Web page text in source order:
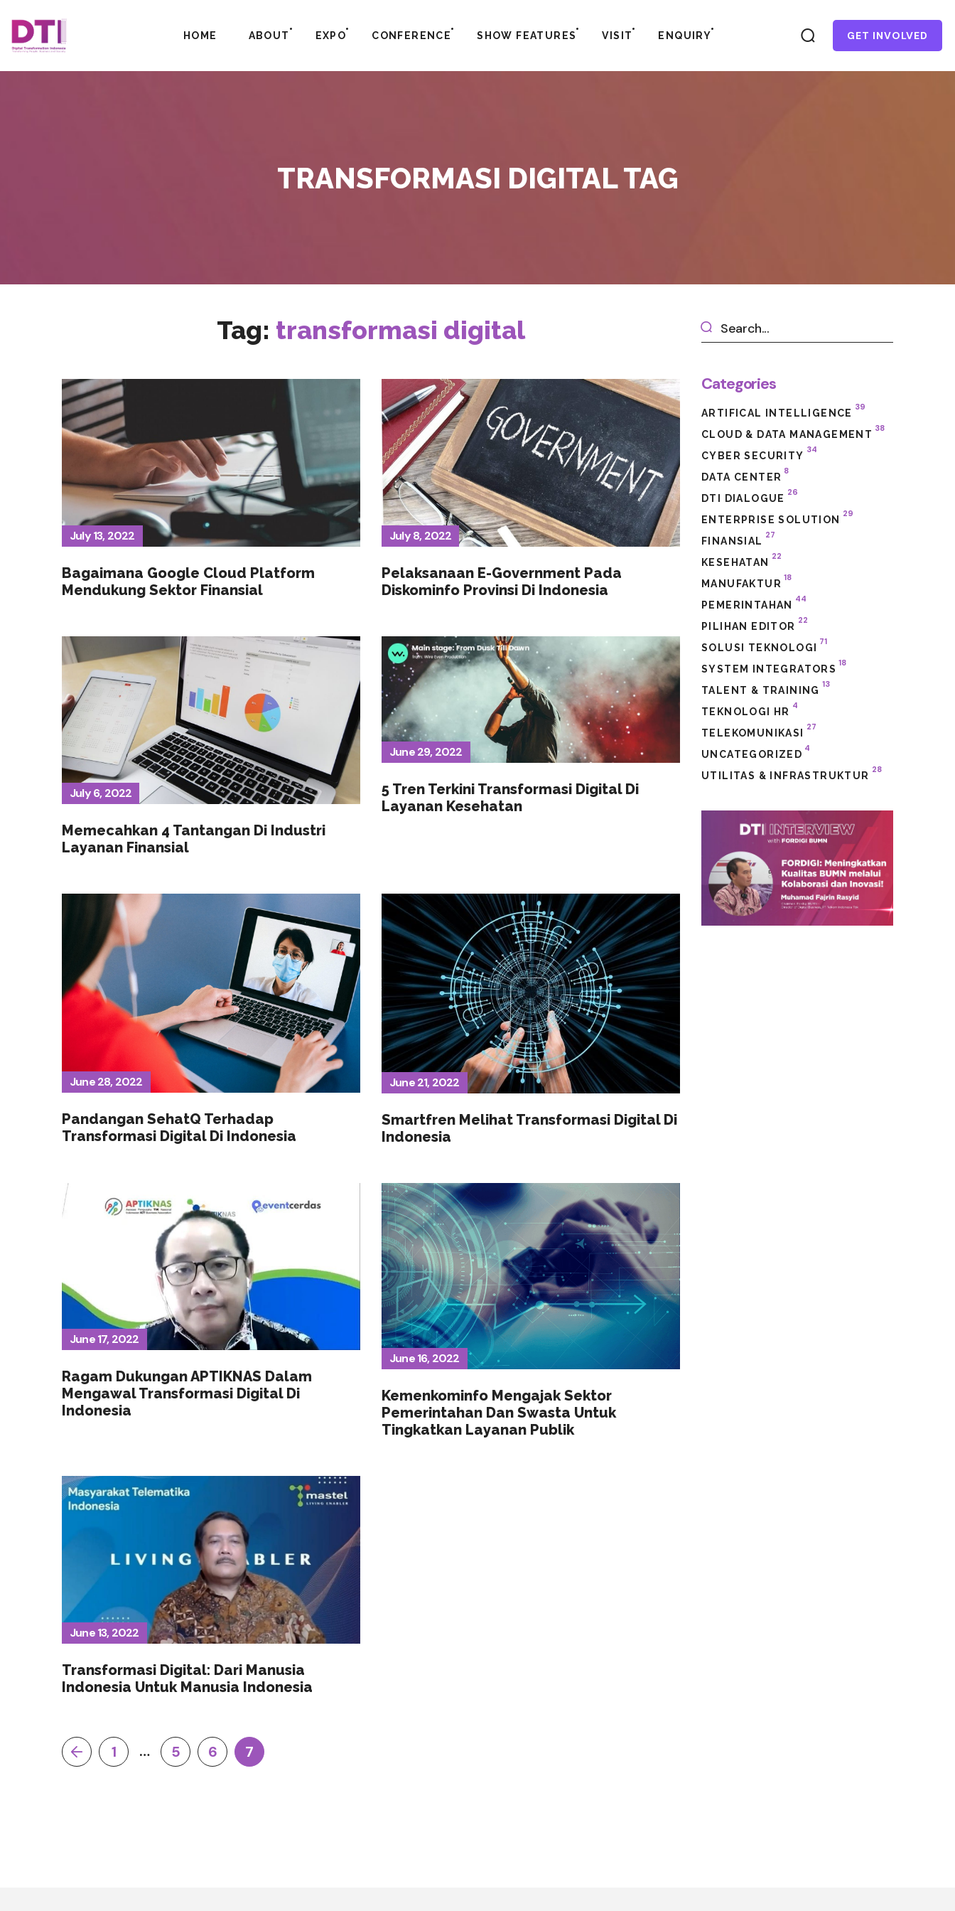
HOME ABOUT EXPO CONFERENCE SHOW FEATURES VISIT ENQUIRY GET INVOLVED
TRANSFORMASI DIGITAL TAG
Tag: transformasi digital
July 13, 2022
Bagaimana Google Cloud Platform
Mendukung Sektor Finansial
July 8, 2022
Pelaksanaan E-Government Pada
Diskominfo Provinsi Di Indonesia
July 6, 2022
Memecahkan 4 Tantangan Di Industri
Layanan Finansial
June 29, 2022
5 Tren Terkini Transformasi Digital Di
Layanan Kesehatan
June 28, 2022
Pandangan SehatQ Terhadap
Transformasi Digital Di Indonesia
June 21, 2022
Smartfren Melihat Transformasi Digital Di
Indonesia
June 17, 2022
Ragam Dukungan APTIKNAS Dalam
Mengawal Transformasi Digital Di
Indonesia
June 16, 2022
Kemenkominfo Mengajak Sektor
Pemerintahan Dan Swasta Untuk
Tingkatkan Layanan Publik
June 13, 2022
Transformasi Digital: Dari Manusia
Indonesia Untuk Manusia Indonesia
1 … 5 6 7
Categories
ARTIFICAL INTELLIGENCE
39
CLOUD & DATA MANAGEMENT
38
CYBER SECURITY
34
DATA CENTER
8
DTI DIALOGUE
26
ENTERPRISE SOLUTION
29
FINANSIAL
27
KESEHATAN
22
MANUFAKTUR
18
PEMERINTAHAN
44
PILIHAN EDITOR
22
SOLUSI TEKNOLOGI
71
SYSTEM INTEGRATORS
18
TALENT & TRAINING
13
TEKNOLOGI HR
4
TELEKOMUNIKASI
27
UNCATEGORIZED
4
UTILITAS & INFRASTRUKTUR
28